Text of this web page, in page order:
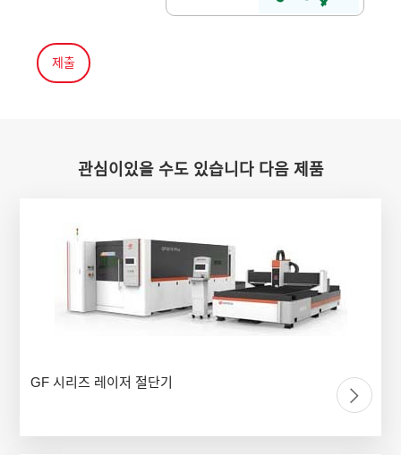
관심이있을 수도 있습니다 다음 제품
GF 시리즈 레이저 절단기